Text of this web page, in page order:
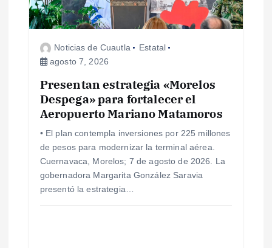
Noticias de Cuautla
Estatal
agosto 7, 2026
Presentan estrategia «Morelos
Despega» para fortalecer el
Aeropuerto Mariano Matamoros
• El plan contempla inversiones por 225 millones
de pesos para modernizar la terminal aérea.
Cuernavaca, Morelos; 7 de agosto de 2026. La
gobernadora Margarita González Saravia
presentó la estrategia…